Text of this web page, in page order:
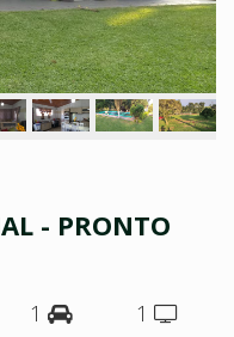
- PRONTO
1 1